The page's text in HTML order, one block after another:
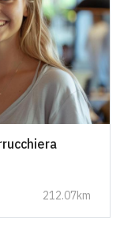
212.07km